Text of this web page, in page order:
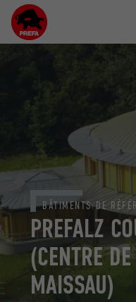
PREFALZ
(CENTRE
MAISSAU)
BÂTIMENTS DE